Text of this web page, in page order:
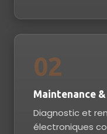
02
Maintenance
Diagnostic et
électroniques